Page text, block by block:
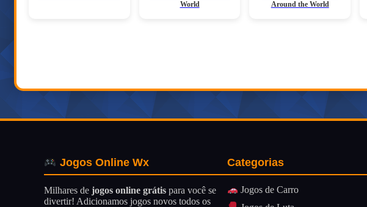
World
Around the World
Jogos Online Wx
Milhares de jogos online grátis para você se
divertir! Adicionamos jogos novos todos os
Categorias
Jogos de Carro